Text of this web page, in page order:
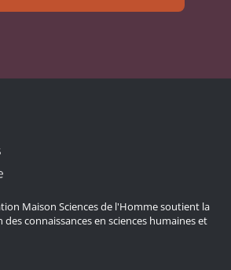
Maison Sciences de l'Homme soutient la
connaissances en sciences humaines et